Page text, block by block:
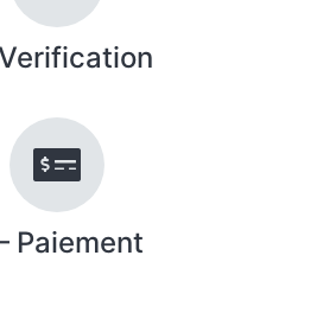
Paiement